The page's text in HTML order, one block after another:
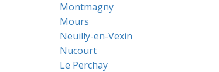
Montmagny
Mours
Neuilly-en-Vexin
Nucourt
Le Perchay